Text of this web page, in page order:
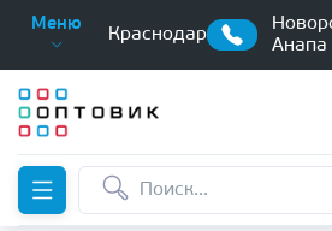
Меню
Краснодар
Анапа